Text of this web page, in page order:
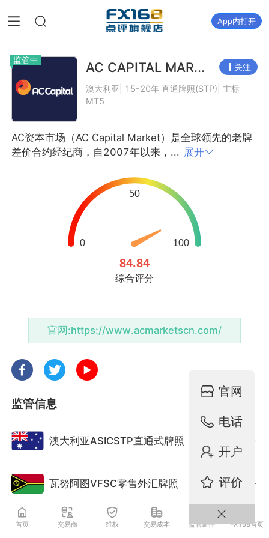
App内打开
监管中 AC CAPITAL MAR... 关注
澳大利亚| 15-20年 直通牌照(STP)| 主标
MT5
AC资本市场（AC Capital Market）是全球领先的老牌
差价合约经纪商，自2007年以来，... 展开
官网:https://www.acmarketscn.com/
监管信息
澳大利亚ASICSTP直通式牌照
瓦努阿图VFSC零售外汇牌照 监管中
官网
电话
开户
评价
首页 交易商 维权 交易成本 监管证件 FX168首页